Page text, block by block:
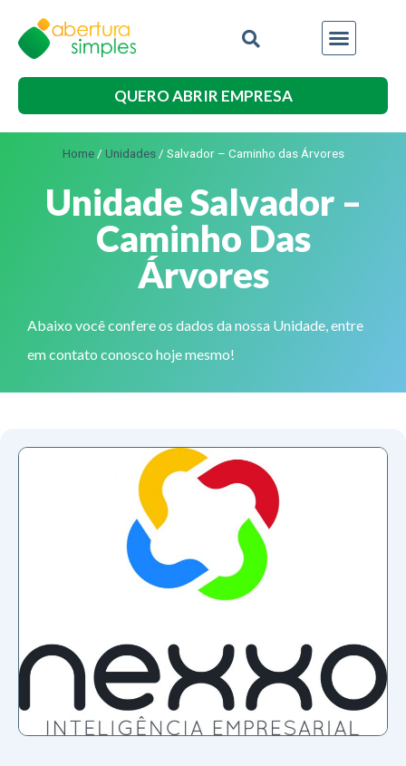
QUERO ABRIR EMPRESA
Home/ Unidades/ Salvador – Caminho das Árvores
Unidade Salvador –
Caminho Das
Árvores
Abaixo você confere os dados da nossa Unidade, entre
em contato conosco hoje mesmo!